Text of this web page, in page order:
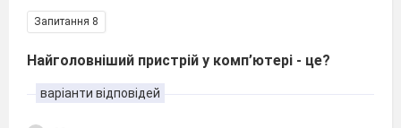
Запитання 8
Найголовніший пристрій у комп’ютері - це?
варіанти відповідей